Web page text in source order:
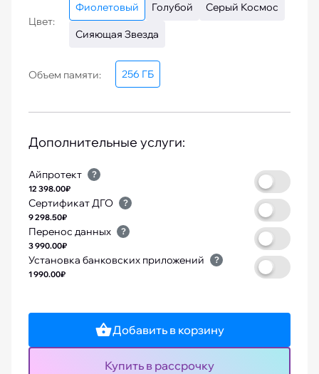
Цвет:
Фиолетовый Голубой Серый Космос
Сияющая Звезда
Объем памяти: 256 ГБ
Дополнительные услуги:
Айпротект ?
12 398.00₽
Сертификат ДГО ?
9 298.50₽
Перенос данных ?
3 990.00₽
Установка банковских приложений ?
1 990.00₽
Добавить в корзину
Купить в рассрочку